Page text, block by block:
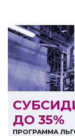
ДО 35%
ПРОГРАММА